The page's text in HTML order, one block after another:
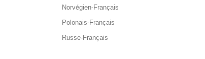
Norvégien-Français
Polonais-Français
Russe-Français